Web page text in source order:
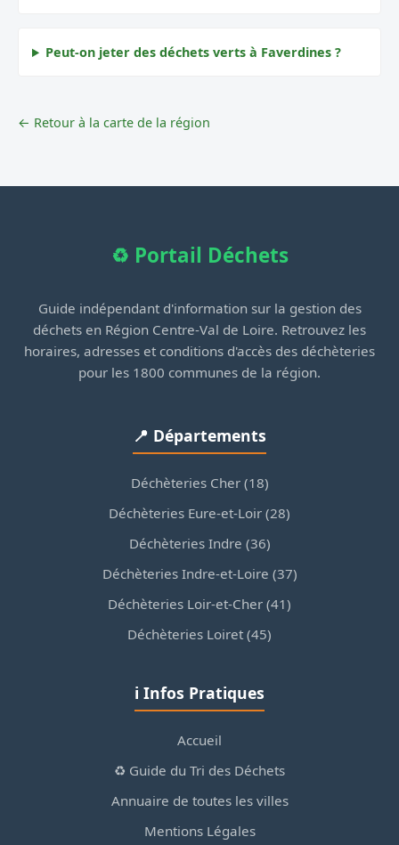
Peut-on jeter des déchets verts à Faverdines ?
← Retour à la carte de la région
♻️ Portail Déchets
Guide indépendant d'information sur la gestion des
déchets en Région Centre-Val de Loire. Retrouvez les
horaires, adresses et conditions d'accès des déchèteries
pour les 1800 communes de la région.
📍 Départements
Déchèteries Cher (18)
Déchèteries Eure-et-Loir (28)
Déchèteries Indre (36)
Déchèteries Indre-et-Loire (37)
Déchèteries Loir-et-Cher (41)
Déchèteries Loiret (45)
ℹ️ Infos Pratiques
Accueil
♻️ Guide du Tri des Déchets
Annuaire de toutes les villes
Mentions Légales